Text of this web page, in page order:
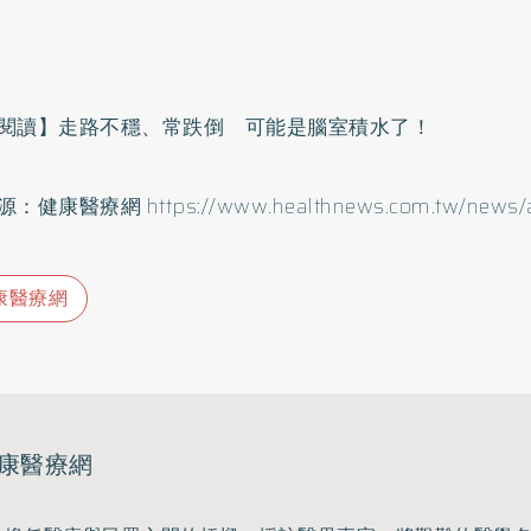
讀】 走路不穩、常跌倒 可能是腦室積水了！
：健康醫療網 https://www.healthnews.com.tw/
醫療網
醫療網